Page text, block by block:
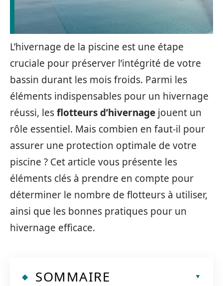
L’hivernage de la piscine est une étape
cruciale pour préserver l’intégrité de votre
bassin durant les mois froids. Parmi les
éléments indispensables pour un hivernage
réussi, lesflotteurs d’hivernage jouent un
rôle essentiel. Mais combien en faut-il pour
assurer une protection optimale de votre
piscine ? Cet article vous présente les
éléments clés à prendre en compte pour
déterminer le nombre de flotteurs à utiliser,
ainsi que les bonnes pratiques pour un
hivernage efficace.
SOMMAIRE